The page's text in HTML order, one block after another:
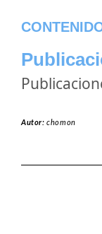
Autor:chomon